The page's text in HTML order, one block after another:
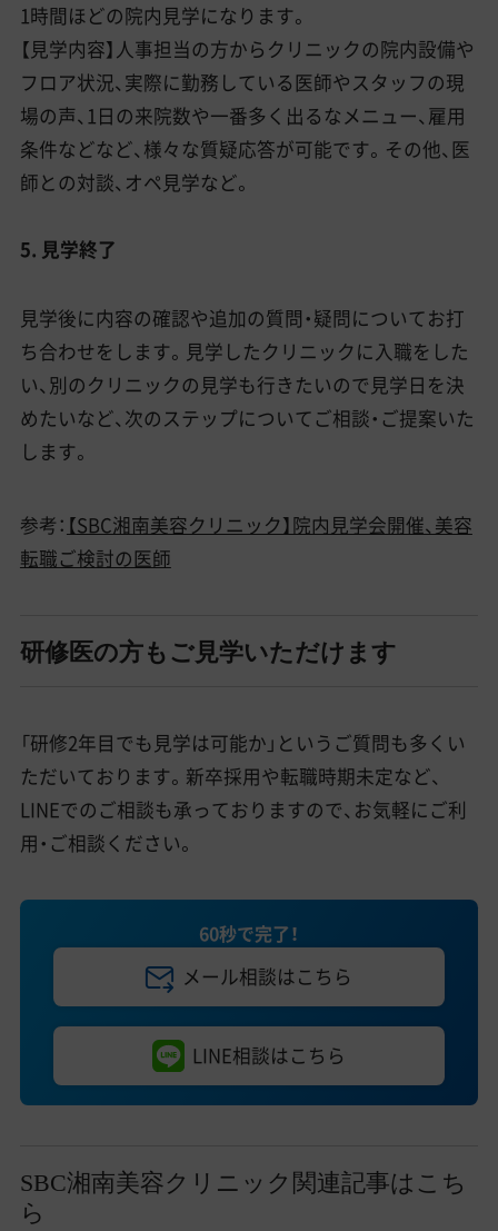
1時間ほどの院内見学になります。
【見学内容】人事担当の方からクリニックの院内設備や
フロア状況、実際に勤務している医師やスタッフの現
場の声、1日の来院数や一番多く出るなメニュー、雇用
条件などなど、様々な質疑応答が可能です。その他、医
師との対談、オペ見学など。
5. 見学終了
見学後に内容の確認や追加の質問・疑問についてお打
ち合わせをします。見学したクリニックに入職をした
い、別のクリニックの見学も行きたいので見学日を決
めたいなど、次のステップについてご相談・ご提案いた
します。
参考： 【SBC湘南美容クリニック】院内見学会開催、美容
転職ご検討の医師
研修医の方もご見学いただけます
「研修2年目でも見学は可能か」というご質問も多くい
ただいております。新卒採用や転職時期未定など、
LINEでのご相談も承っておりますので、お気軽にご利
用・ご相談ください。
60秒で完了！
メール相談はこちら
LINE相談はこちら
SBC湘南美容クリニック関連記事はこち
ら